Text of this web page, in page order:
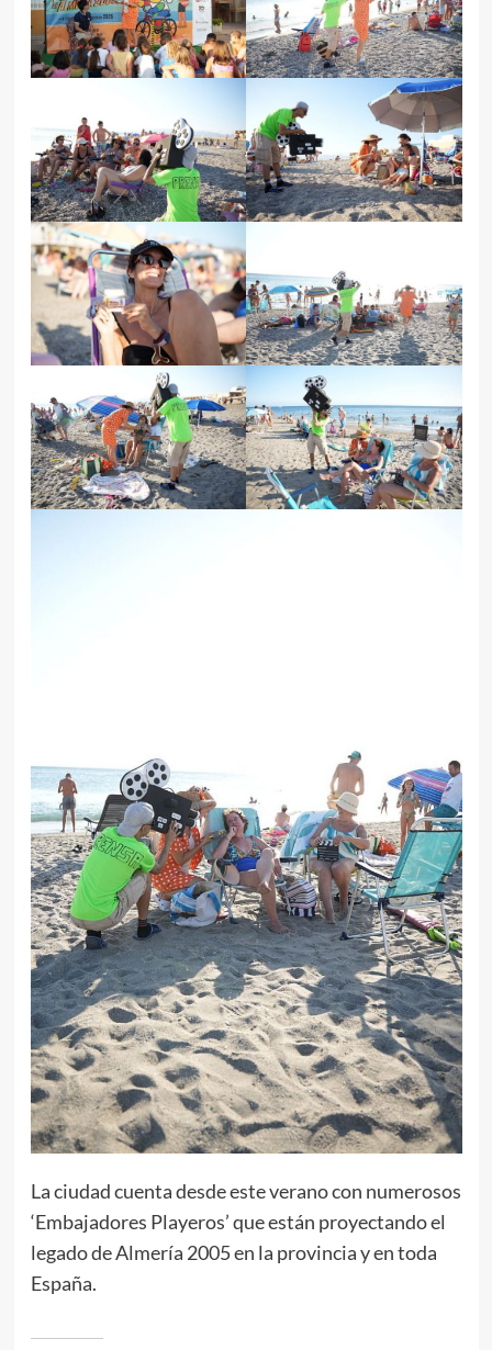
La ciudad cuenta desde este verano con numerosos
‘Embajadores Playeros’ que están proyectando el
legado de Almería 2005 en la provincia y en toda
España.